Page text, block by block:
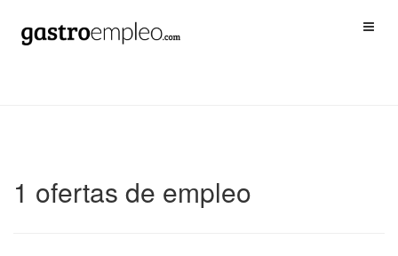
1 ofertas de empleo